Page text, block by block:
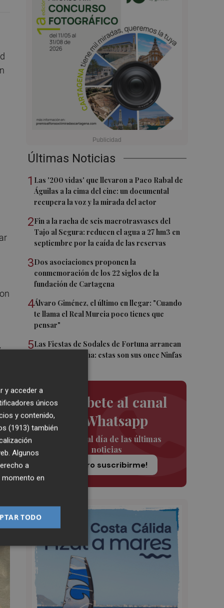
Últimas Noticias
1 Las '200 vidas' que llevaron a Paco Rabal de
Águilas a la cima del cine: un documental
recupera la voz y la mirada del actor
2Fin a la racha de seis macrotrasvases del
Tajo al Segura: reducen el agua a 27 hm3 en
septiembre por la caída de las reservas
3Dos asociaciones proponen la
conmemoración de los 22 siglos de la
fundación de Cartagena
4Álvaro Giménez, el último en llegar: "Cuando
te llama el Real Murcia poco tienes que
pensar"
5Las Fiestas de Sodales de Fortuna arrancan
este fin de semana: estas son sus once Ninfas
Suscríbete al canal
de Whatsapp
Siempre al día de las últimas
noticias
¡Quiero suscribirme!
y
y acceder a
únicos
y contenido,
(1913) también
Algunos
a
momento en
TODO